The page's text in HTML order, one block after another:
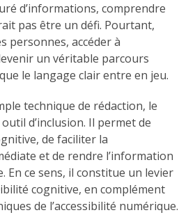
d’informations, comprendre
pas être un défi. Pourtant,
personnes, accéder à
un véritable parcours
que le langage clair entre en jeu.
technique de rédaction, le
d’inclusion. Il permet de
de faciliter la
et de rendre l’information
En ce sens, il constitue un levier
cognitive, en complément
de l’accessibilité numérique.